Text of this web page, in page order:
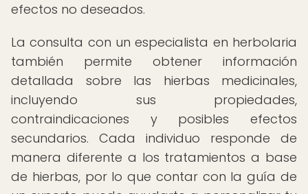
efectos no deseados.
La consulta con un especialista en herbolaria
también permite obtener información
detallada sobre las hierbas medicinales,
incluyendo sus propiedades,
contraindicaciones y posibles efectos
secundarios. Cada individuo responde de
manera diferente a los tratamientos a base
de hierbas, por lo que contar con la guía de